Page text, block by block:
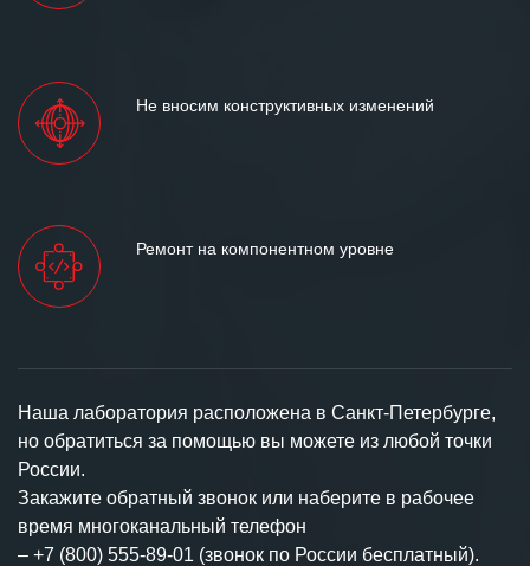
Не вносим конструктивных изменений
Ремонт на компонентном уровне
Наша лаборатория расположена в Санкт-Петербурге,
но обратиться за помощью вы можете из любой точки
России.
Закажите обратный звонок или наберите в рабочее
время многоканальный телефон
– +7 (800) 555-89-01 (звонок по России бесплатный).